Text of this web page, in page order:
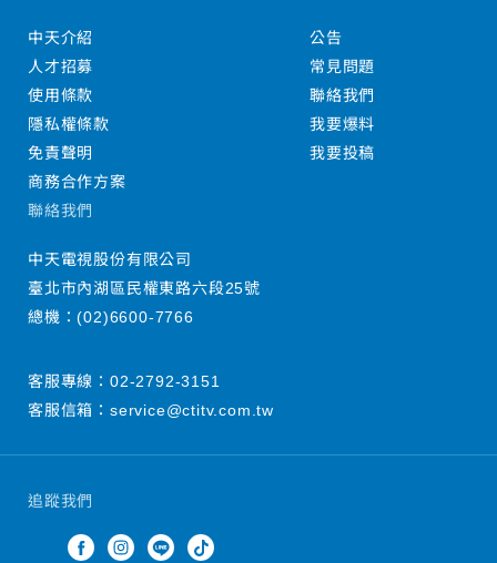
追蹤我們
中天介紹
人才招募
使用條款
隱私權條款
免責聲明
商務合作方案
公告
常見問題
聯絡我們
我要爆料
我要投稿
聯絡我們
中天電視股份有限公司
臺北市內湖區民權東路六段25號
總機：(02)6600-7766
客服專線： 02-2792-3151
客服信箱： service@ctitv.com.tw